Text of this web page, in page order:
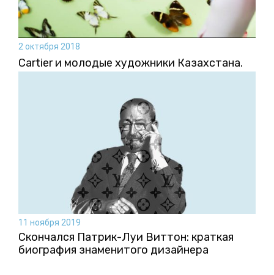
2 октября 2018
Cartier и молодые художники Казахстана.
11 ноября 2019
Скончался Патрик-Луи Виттон: краткая
биография знаменитого дизайнера